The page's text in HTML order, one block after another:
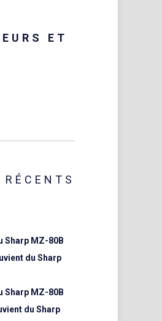
ET
Sharp MZ-80B
du Sharp
Sharp MZ-80B
du Sharp